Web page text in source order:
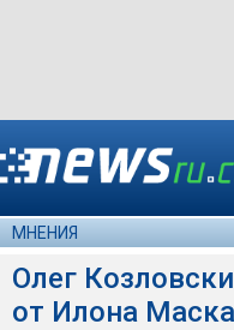
МНЕНИЯ
Олег
от Илона